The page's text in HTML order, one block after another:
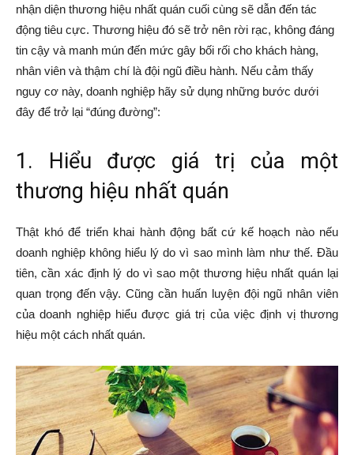
nhận diện thương hiệu nhất quán cuối cùng sẽ dẫn đến tác
động tiêu cực. Thương hiệu đó sẽ trở nên rời rạc, không đáng
tin cậy và manh mún đến mức gây bối rối cho khách hàng,
nhân viên và thậm chí là đội ngũ điều hành. Nếu cảm thấy
nguy cơ này, doanh nghiệp hãy sử dụng những bước dưới
đây để trở lại “đúng đường”:
1. Hiểu được giá trị của một
thương hiệu nhất quán
Thật khó để triển khai hành động bất cứ kế hoạch nào nếu
doanh nghiệp không hiểu lý do vì sao mình làm như thế. Đầu
tiên, cần xác định lý do vì sao một thương hiệu nhất quán lại
quan trọng đến vậy. Cũng cần huấn luyện đội ngũ nhân viên
của doanh nghiệp hiểu được giá trị của việc định vị thương
hiệu một cách nhất quán.